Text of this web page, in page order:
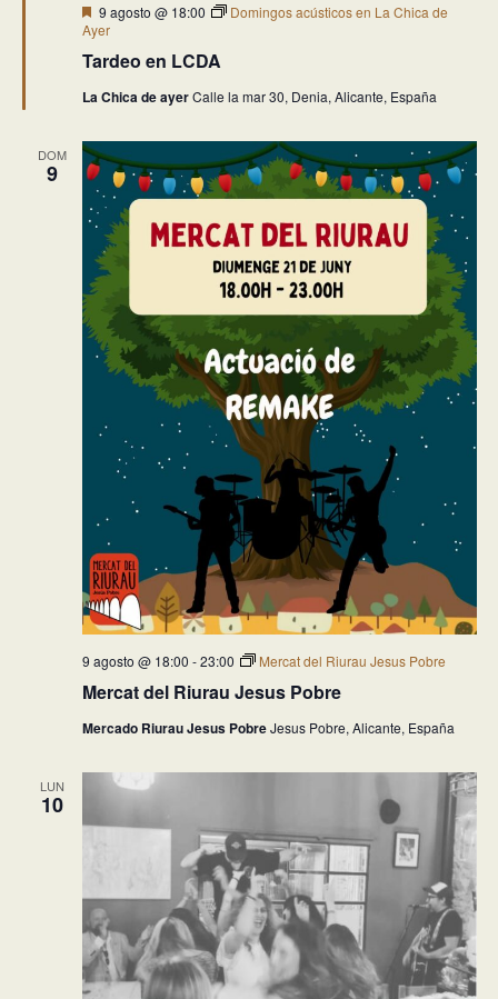
Tardeo en LCDA
Destacado
9 agosto @ 18:00
Domingos acústicos en La Chica de
Ayer
La Chica de ayerCalle la mar 30, Denia, Alicante, España
DOM
9
Mercat del Riurau Jesus Pobre
9 agosto @ 18:00 -23:00 Mercat del Riurau Jesus Pobre
Mercado Riurau Jesus PobreJesus Pobre, Alicante, España
LUN
10